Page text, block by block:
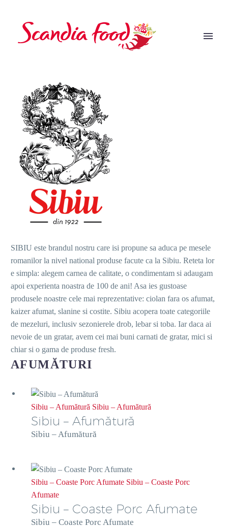
SIBIU este brandul nostru care isi propune sa aduca pe mesele
romanilor la nivel national produse facute ca la Sibiu. Reteta lor
e simpla: alegem carnea de calitate, o condimentam si adaugam
apoi experienta noastra de 100 de ani! Asa ies gustoase
produsele noastre cele mai reprezentative: ciolan fara os afumat,
kaizer afumat, slanine si costite. Sibiu acopera toate categoriile
de mezeluri, inclusiv sezonierele drob, lebar si toba. Iar daca ai
nevoie de un gratar, avem cei mai buni carnati de gratar, mici si
chiar si o gama de produse fresh.
AFUMĂTURI
Sibiu – Afumătură Sibiu – Afumătură
Sibiu – Afumătură
Sibiu – Afumătură
Sibiu – Coaste Porc Afumate Sibiu – Coaste Porc
Afumate
Sibiu – Coaste Porc Afumate
Sibiu – Coaste Porc Afumate